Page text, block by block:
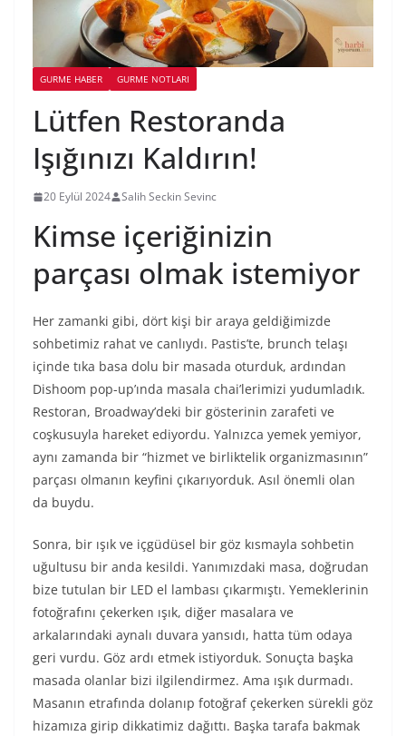
GURME HABER GURME NOTLARI
Lütfen Restoranda
Işığınızı Kaldırın!
20 Eylül 2024 Salih Seckin Sevinc
Kimse içeriğinizin
parçası olmak istemiyor
Her zamanki gibi, dört kişi bir araya geldiğimizde
sohbetimiz rahat ve canlıydı. Pastis’te, brunch telaşı
içinde tıka basa dolu bir masada oturduk, ardından
Dishoom pop-up’ında masala chai’lerimizi yudumladık.
Restoran, Broadway’deki bir gösterinin zarafeti ve
coşkusuyla hareket ediyordu. Yalnızca yemek yemiyor,
aynı zamanda bir “hizmet ve birliktelik organizmasının”
parçası olmanın keyfini çıkarıyorduk. Asıl önemli olan
da buydu.
Sonra, bir ışık ve içgüdüsel bir göz kısmayla sohbetin
uğultusu bir anda kesildi. Yanımızdaki masa, doğrudan
bize tutulan bir LED el lambası çıkarmıştı. Yemeklerinin
fotoğrafını çekerken ışık, diğer masalara ve
arkalarındaki aynalı duvara yansıdı, hatta tüm odaya
geri vurdu. Göz ardı etmek istiyorduk. Sonuçta başka
masada olanlar bizi ilgilendirmez. Ama ışık durmadı.
Masanın etrafında dolanıp fotoğraf çekerken sürekli göz
hizamıza girip dikkatimiz dağıttı. Başka tarafa bakmak